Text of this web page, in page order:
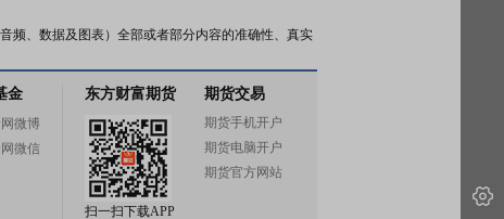
频、数据及图表）全部或者部分内容的准确性、真实
金
微博
微信
东方财富期货
扫一扫下载APP
期货交易
期货手机开户
期货电脑开户
期货官方网站